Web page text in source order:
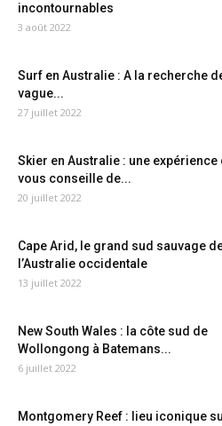
incontournables
3 août 2022
Surf en Australie : A la recherche
vague...
27 juillet 2022
Skier en Australie : une expérience
vous conseille de...
20 juillet 2022
Cape Arid, le grand sud sauvage
l’Australie occidentale
13 juillet 2022
New South Wales : la côte sud de
Wollongong à Batemans...
6 juillet 2022
Montgomery Reef : lieu iconique